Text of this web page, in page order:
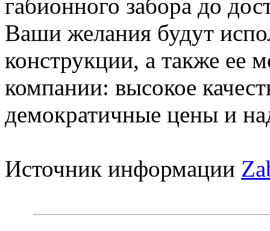
габионного забора до
Ваши желания будут
конструкции, а также ее
компании: высокое
демократичные цены и
Источник информации